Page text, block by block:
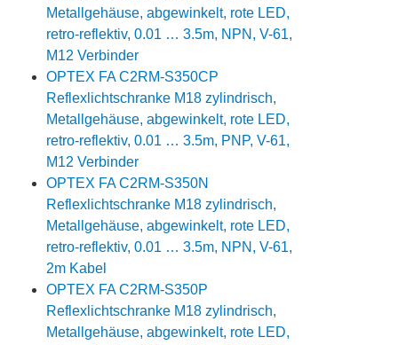
Metallgehäuse, abgewinkelt, rote LED,
retro-reflektiv, 0.01 … 3.5m, NPN, V-61,
M12 Verbinder
OPTEX FA C2RM-S350CP
Reflexlichtschranke M18 zylindrisch,
Metallgehäuse, abgewinkelt, rote LED,
retro-reflektiv, 0.01 … 3.5m, PNP, V-61,
M12 Verbinder
OPTEX FA C2RM-S350N
Reflexlichtschranke M18 zylindrisch,
Metallgehäuse, abgewinkelt, rote LED,
retro-reflektiv, 0.01 … 3.5m, NPN, V-61,
2m Kabel
OPTEX FA C2RM-S350P
Reflexlichtschranke M18 zylindrisch,
Metallgehäuse, abgewinkelt, rote LED,